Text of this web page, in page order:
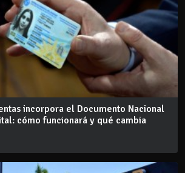
incorpora el Documento Nacional
cómo funcionará y qué cambia